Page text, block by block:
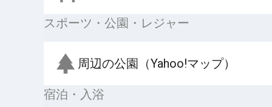
スポーツ・公園・レジャー
周辺の公園（Yahoo!マップ）
宿泊・入浴